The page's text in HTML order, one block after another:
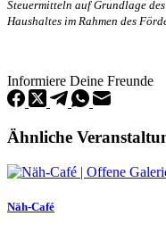
Steuermitteln auf Grundlage
Haushaltes im Rahmen des
Informiere Deine Freunde
Ähnliche
Näh-Café